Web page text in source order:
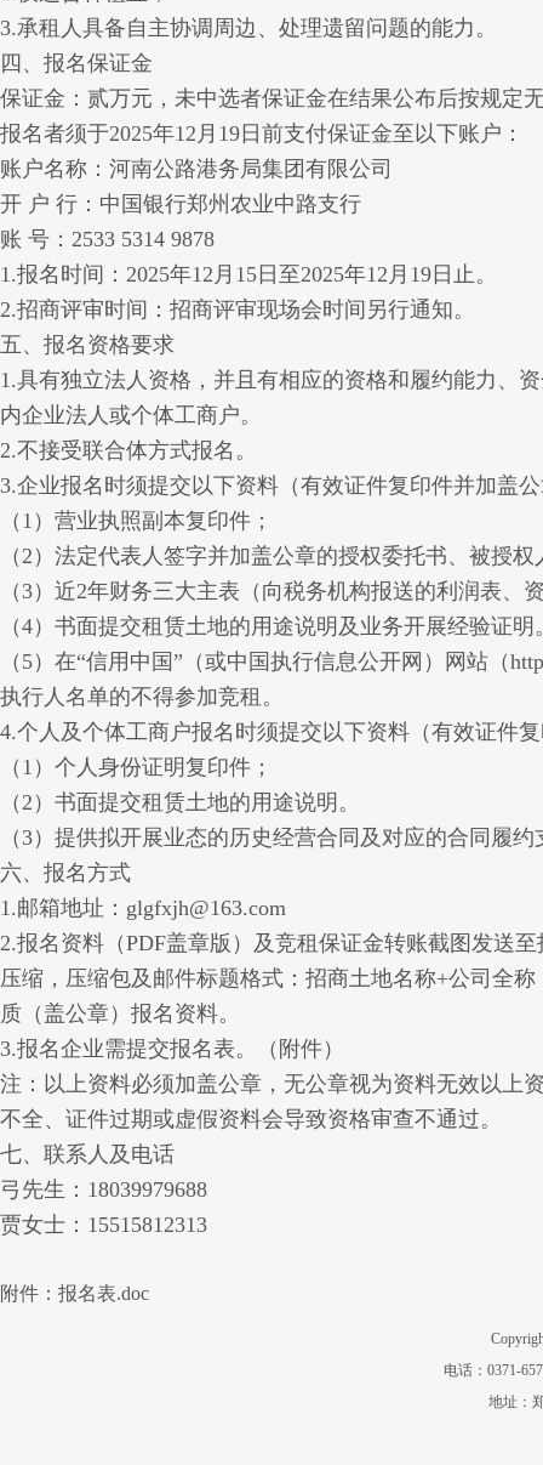
3.承租人具备自主协调周边、处理遗留问题的能力。
四、报名保证金
保证金：贰万元，未中选者保证金在结果公布后按规定
报名者须于2025年12月19日前支付保证金至以下账户：
账户名称：河南公路港务局集团有限公司
开 户 行：中国银行郑州农业中路支行
账 号：2533 5314 9878
1.报名时间：2025年12月15日至2025年12月19日止。
2.招商评审时间：招商评审现场会时间另行通知。
五、报名资格要求
1.具有独立法人资格，并且有相应的资格和履约能力、
内企业法人或个体工商户。
2.不接受联合体方式报名。
3.企业报名时须提交以下资料（有效证件复印件并加盖
（1）营业执照副本复印件；
（2）法定代表人签字并加盖公章的授权委托书、被授
（3）近2年财务三大主表（向税务机构报送的利润表、
（4）书面提交租赁土地的用途说明及业务开展经验证明
（5）在“信用中国”（或中国执行信息公开网）网站（
执行人名单的不得参加竞租。
4.个人及个体工商户报名时须提交以下资料（有效证件
（1）个人身份证明复印件；
（2）书面提交租赁土地的用途说明。
（3）提供拟开展业态的历史经营合同及对应的合同履
六、报名方式
1.邮箱地址：glgfxjh@163.com
2.报名资料（PDF盖章版）及竞租保证金转账截图发送
压缩，压缩包及邮件标题格式：招商土地名称+公司全
质（盖公章）报名资料。
3.报名企业需提交报名表。（附件）
注：以上资料必须加盖公章，无公章视为资料无效以上
不全、证件过期或虚假资料会导致资格审查不通过。
七、联系人及电话
弓先生：18039979688
贾女士：15515812313
附件：报名表.doc
电话：0371-
地址：